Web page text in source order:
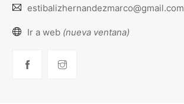
estibalizhernandezmarco@gmail.com
Ir a web (nueva ventana)